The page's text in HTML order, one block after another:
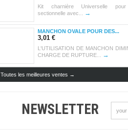
Kit charnière Universelle
sectionnelle avec...
→
MANCHON OVALE POUR DES...
3,01 €
L'UTILISATION DE MANCHON
CHARGE DE RUPTURE...
→
Toutes les meilleures ventes →
NEWSLETTER